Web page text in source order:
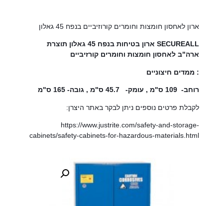
ארון לאחסון חומצות וחומרים קורוזיביים בנפח 45 גאלון
ארון בטיחות בנפח 45 גאלון תוצרת SECUREALL
ארה"ב לאחסון חומצות וחומרים קורזיביים
ממדים חיצוניים :
רוחב- 109 ס"מ , עומק- 45.7 ס"מ , גובה- 165 ס"מ
לקבלת פרטים נוספים ניתן לבקר באתר היצרן:
https://www.justrite.com/safety-and-storage-
cabinets/safety-cabinets-for-hazardous-materials.html